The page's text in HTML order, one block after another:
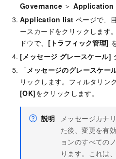
Governance ＞Application
Application list ページで、
ースカードをクリックします
ドウで、 [トラフィック管理]
[メッセージ グレースケール]
「メッセージのグレースケー
リックします。フィルタリン
[OK]をクリックします。
説明
メッセージカナ
た後、変更を有
ョンのすべての
ります。これは